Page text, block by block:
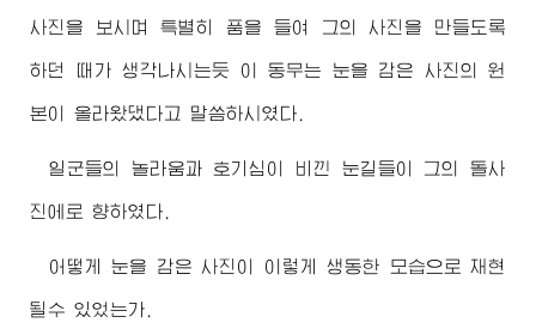
사진을 보시며 특별히 품을 들여 그의 사진을 만들도록
하던 때가 생각나시는듯 이 동무는 눈을 감은 사진의 원
본이 올라왔댔다고 말씀하시였다.
일군들의 놀라움과 호기심이 비낀 눈길들이 그의 돌사
진에로 향하였다.
어떻게 눈을 감은 사진이 이렇게 생동한 모습으로 재현
될수 있었는가.